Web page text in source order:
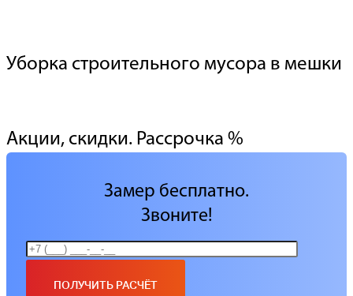
Уборка строительного мусора в мешки
Акции, скидки. Рассрочка %
Замер бесплатно.
Звоните!